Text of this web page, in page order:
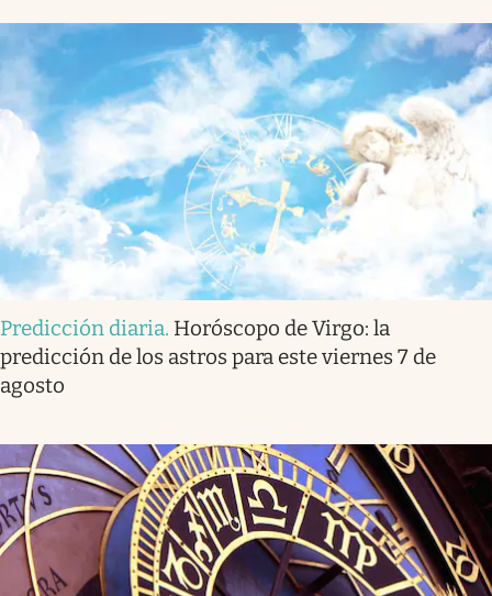
Predicción diaria. Horóscopo de Virgo: la
predicción de los astros para este viernes 7 de
agosto